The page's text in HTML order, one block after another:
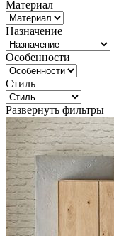
Материал
Назначение
Особенности
Стиль
Развернуть фильтры